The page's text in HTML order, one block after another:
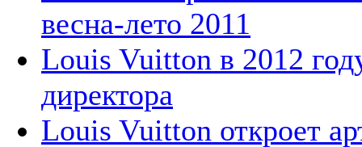
весна-лето 2011
Louis Vuitton в 2012
директора
Louis Vuitton откроет